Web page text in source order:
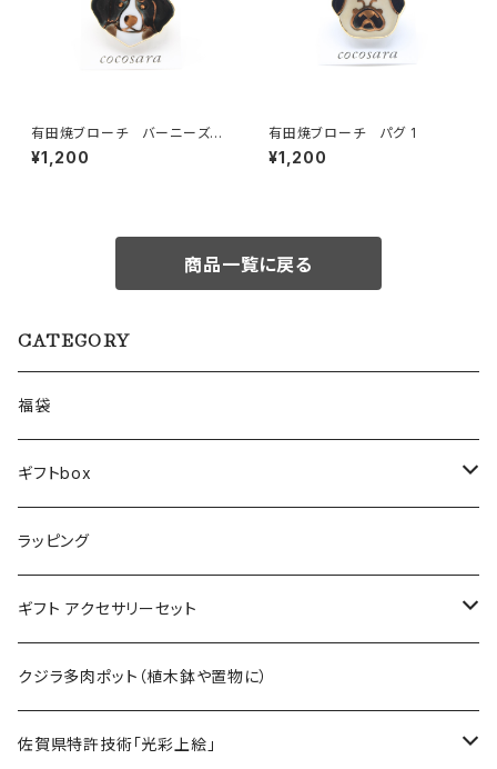
有田焼ブローチ バーニーズ・
マウンテン
¥1,200
有田焼ブローチ パグ 1
¥1,200
商品一覧に戻る
CATEGORY
福袋
ギフトbox
Lサイズ
Mサイズ
Sサイズ
ラッピング
ギフト アクセサリーセット
flower
メンズ ギフトセット
クジラ多肉ポット（植木鉢や置物に）
佐賀県特許技術「光彩上絵」